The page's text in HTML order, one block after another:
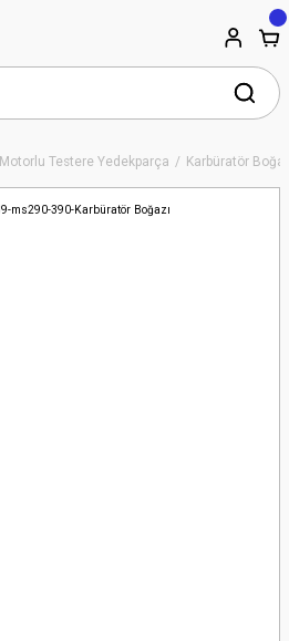
Motorlu Testere Yedekparça Karbüratör